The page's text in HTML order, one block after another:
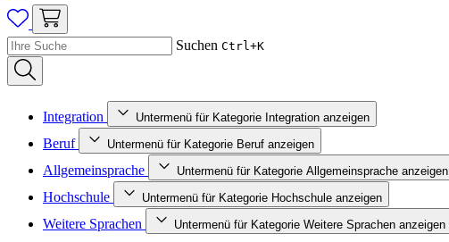
Suchen Ctrl+K
Integration Untermenü für Kategorie Integration anzeigen
Beruf Untermenü für Kategorie Beruf anzeigen
Allgemeinsprache Untermenü für Kategorie Allgemeinsprache anzeigen
Hochschule Untermenü für Kategorie Hochschule anzeigen
Weitere Sprachen Untermenü für Kategorie Weitere Sprachen anzeigen